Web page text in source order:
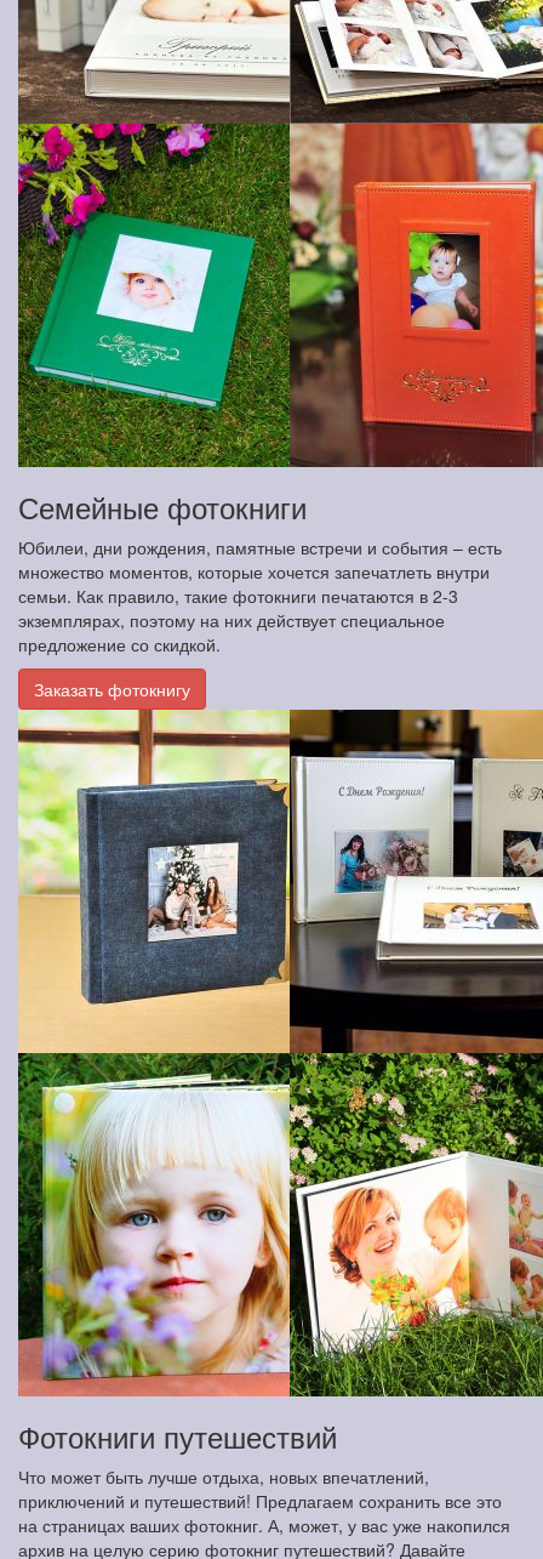
Семейные фотокниги
Юбилеи, дни рождения, памятные встречи и события – есть
множество моментов, которые хочется запечатлеть внутри
семьи. Как правило, такие фотокниги печатаются в 2-3
экземплярах, поэтому на них действует специальное
предложение со скидкой.
Заказать фотокнигу
Фотокниги путешествий
Что может быть лучше отдыха, новых впечатлений,
приключений и путешествий! Предлагаем сохранить все это
на страницах ваших фотокниг. А, может, у вас уже накопился
архив на целую серию фотокниг путешествий? Давайте